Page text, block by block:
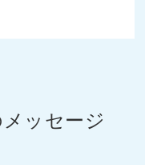
ッセージ